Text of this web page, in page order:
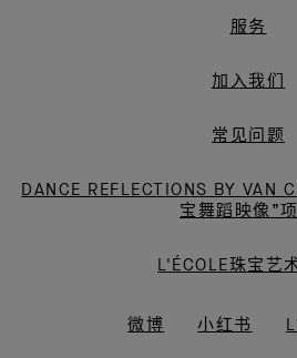
服务
加入我们
常见问题
DANCE REFLECTIONS BY VAN
宝舞蹈映像”
L'ÉCOLE珠宝艺
微博 小红书